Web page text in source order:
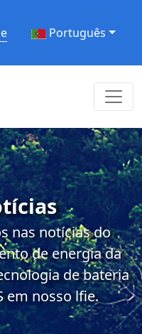
Português
nas notícias do
de energia da
de bateria
em nosso lfie.